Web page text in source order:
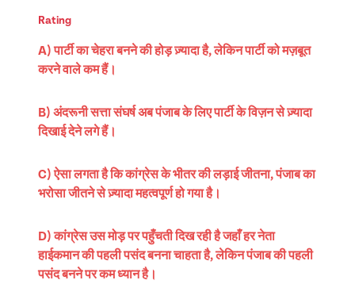
Rating
A) पार्टी का चेहरा बनने की होड़ ज़्यादा है, लेकिन पार्टी को मज़बूत
करने वाले कम हैं।
B) अंदरूनी सत्ता संघर्ष अब पंजाब के लिए पार्टी के विज़न से ज़्यादा
दिखाई देने लगे हैं।
C) ऐसा लगता है कि कांग्रेस के भीतर की लड़ाई जीतना, पंजाब का
भरोसा जीतने से ज़्यादा महत्वपूर्ण हो गया है।
D) कांग्रेस उस मोड़ पर पहुँचती दिख रही है जहाँ हर नेता
हाईकमान की पहली पसंद बनना चाहता है, लेकिन पंजाब की पहली
पसंद बनने पर कम ध्यान है।